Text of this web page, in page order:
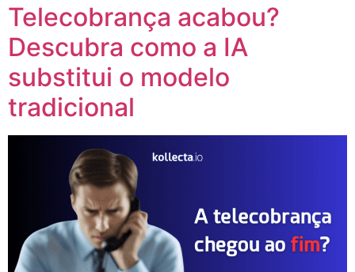
Telecobrança acabou?
Descubra como a IA
substitui o modelo
tradicional